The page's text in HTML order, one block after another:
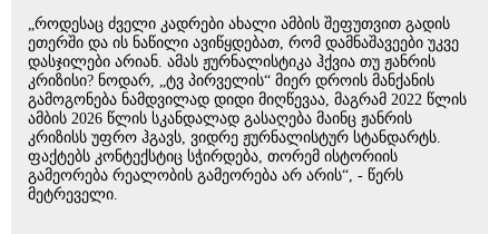
„როდესაც ძველი კადრები ახალი ამბის შეფუთვით გადის
ეთერში და ის ნაწილი ავიწყდებათ, რომ დამნაშავეები უკვე
დასჯილები არიან. ამას ჟურნალისტიკა ჰქვია თუ ჟანრის
კრიზისი? ნოდარ, „ტვ პირველის“ მიერ დროის მანქანის
გამოგონება ნამდვილად დიდი მიღწევაა, მაგრამ 2022 წლის
ამბის 2026 წლის სკანდალად გასაღება მაინც ჟანრის
კრიზისს უფრო ჰგავს, ვიდრე ჟურნალისტურ სტანდარტს.
ფაქტებს კონტექსტიც სჭირდება, თორემ ისტორიის
გამეორება რეალობის გამეორება არ არის“, - წერს
მეტრეველი.